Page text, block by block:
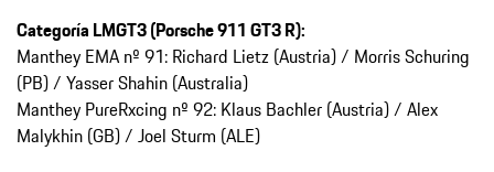
Categoría LMGT3 (Porsche 911 GT3 R):
Manthey EMA nº 91: Richard Lietz (Austria) / Morris Schuring
(PB) / Yasser Shahin (Australia)
Manthey PureRxcing nº 92: Klaus Bachler (Austria) / Alex
Malykhin (GB) / Joel Sturm (ALE)